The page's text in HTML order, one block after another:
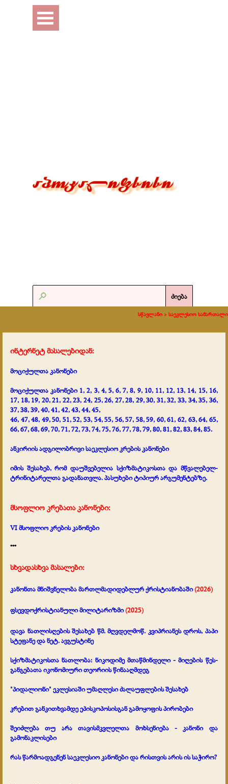
Перейти к контенту
Пропустить меню
ძიება
სწავლანი > საეკლესიო სამართალი
ინტერნეტ მასალებიდან:
მოციქულთა კანონები
მოციქულთა კანონები 1, 2, 3, 4, 5, 6, 7, 8, 9, 10, 11, 12, 13, 14, 15, 16,
17, 18, 19, 20, 21, 22, 23, 24, 25, 26, 27, 28, 29, 30, 31, 32, 33, 34, 35, 36,
37, 38, 39, 40, 41, 42, 43, 44, 45,
46, 47, 48, 49, 50, 51, 52, 53, 54, 55, 56, 57, 58, 59, 60, 61, 62, 63, 64, 65,
66, 67, 68, 69, 70, 71, 72, 73, 74, 75, 76, 77, 78, 79, 80, 81, 82, 83, 84, 85.
ანკირიის ადგილობრივი საეკლესიო კრების კანონები
იმის შესახებ, რომ დაუშვებელია სქიზმატიკოსთა და მწვალებელ-
ტრინიტარელთა გადანათვლა. პასუხები ტიპიურ არგუმენტებზე.
მსოფლიო კრებათა კანონები:
VI მსოფლიო კრების კანონები
***
სხვადასხვა მასალები:
კანონთა მნიშვნელობა მართლმადიდებლურ ქრისტიანობაში(2026)
ფსევდოქრისტიანული მილიტარიზმი(2025)
დავა ნათლისღების შესახებ წმ. მღვდელმოწ. კვიპრიანეს დროს, პაპი
სტეფანე და ნეტ. ავგუსტინე
სქიზმატიკოსთა ნათლობა: ნიკოდიმე მთაწმინდელი - მიღების წეს-
განგებათა იკონომიური თეორიის წინააღმდეგ
"პიდალიონი" ეკლესიაში უმაღლესი ძალაუფლების შესახებ
კრებით განკითხვამდე ეპისკოპოსისგან გამოყოფის პირობები
შეიძლება თუ არა თავისმკვლელთა მოხსენიება - კანონი და
გამონაკლისები
რას წარმოადგენენ საეკლესიო კანონები და რისთვის არის ის საჭირო?